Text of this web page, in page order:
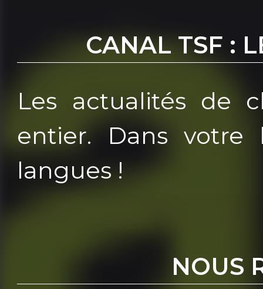
CANAL TSF :
Les actualités de
entier. Dans votre
langues !
NOUS